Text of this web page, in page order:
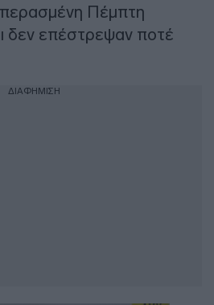
Πέμπτη
δεν επέστρεψαν ποτέ
ΔΙΑΦΗΜΙΣΗ